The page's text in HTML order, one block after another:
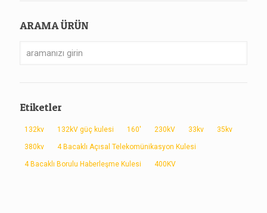
ARAMA ÜRÜN
Etiketler
132kv 132kV güç kulesi 160' 230kV 33kv 35kv
380kv 4 Bacaklı Açısal Telekomünikasyon Kulesi
4 Bacaklı Borulu Haberleşme Kulesi 400KV